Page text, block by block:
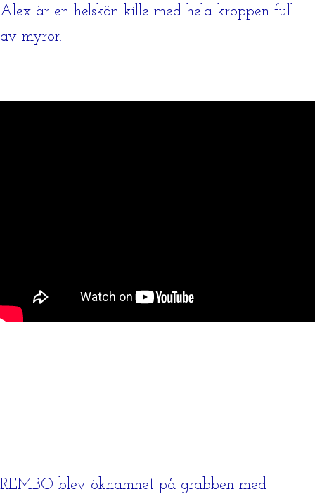
Alex är en helskön kille med hela kroppen full
av myror.
REMBO blev öknamnet på grabben med